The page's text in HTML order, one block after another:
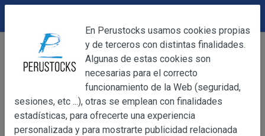
Alimentación
Otras conservas
Pasta de Tamarindo El Dorado 454g
OBJETO
DEVOLUCIONES
En Perustocks usamos cookies propias
y de terceros con distintas finalidades.
Algunas de estas cookies son
necesarias para el correcto
funcionamiento de la Web (seguridad,
sesiones, etc ...), otras se emplean con finalidades
estadísticas, para ofrecerte una experiencia
personalizada y para mostrarte publicidad relacionada